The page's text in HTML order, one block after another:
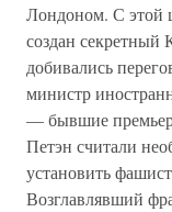
Лондоном. С этой
создан секретный
добивались
министр
— бывшие
Петэн считали
установить
Возглавлявший